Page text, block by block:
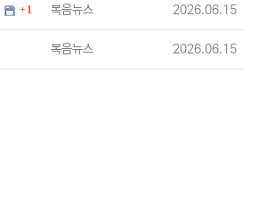
댓글
1 등록자
복음뉴스 등록일
2026.06.15
등록자
복음뉴스 등록일
2026.06.15